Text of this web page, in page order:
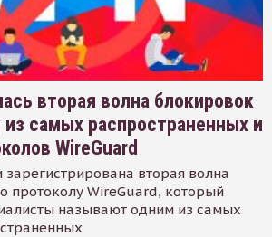
вторая волна блокировок
самых распространенных и
WireGuard
зарегистрирована вторая волна
протоколу WireGuard, который
называют одним из самых